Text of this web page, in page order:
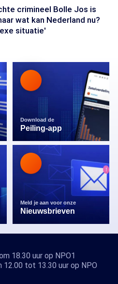
crimineel Bolle Jos is
wat kan Nederland nu?
situatie'
Download de
Peiling-app
Meld je aan voor onze
Nieuwsbrieven
18.30 uur op NPO1
12.00 tot 13.30 uur op NPO